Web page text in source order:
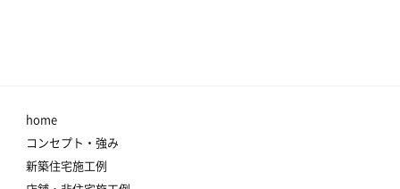
home
コンセプト・強み
新築住宅施工例